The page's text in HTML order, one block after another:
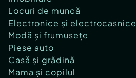
Locuri de muncă
Electronice și electrocasnice
Modă și frumusețe
Piese auto
Casă și grădină
Mama și copilul